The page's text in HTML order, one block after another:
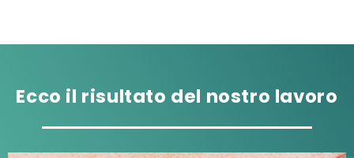
Ecco il risultato del nostro lavoro